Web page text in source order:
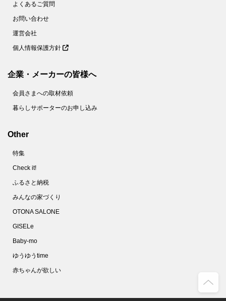
よくあるご質問
お問い合わせ
運営会社
個人情報保護方針
企業・メーカーの皆様へ
会員さまへの取材依頼
暮らしサポーターのお申し込み
Other
特集
Check it!
ふるさと納税
みんなの家づくり
OTONA SALONE
GISELe
Baby-mo
ゆうゆうtime
赤ちゃんが欲しい